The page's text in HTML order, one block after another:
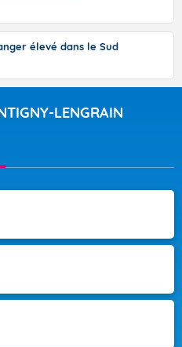
élevé dans le Sud
LENGRAIN